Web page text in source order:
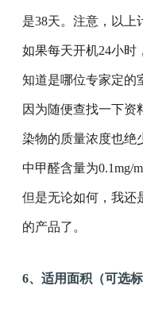
是38天。注意，以上
如果每天开机24小时
知道是哪位专家定的
因为随便查找一下资
染物的质量浓度也绝
中甲醛含量为0.1mg/
但是无论如何，我还
的产品了。
6、适用面积（可选标